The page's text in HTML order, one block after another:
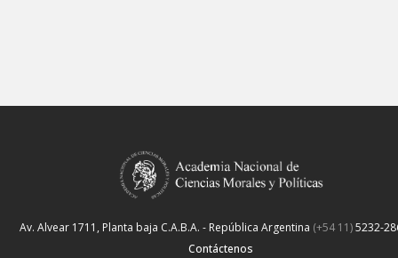
Av. Alvear 1711, Planta baja C.A.B.A. - República Argentina (+54 11)5232-
Contáctenos